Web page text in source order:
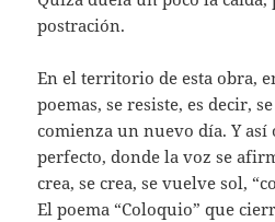
postración.
En el territorio de esta obra,
poemas, se resiste, es decir,
comienza un nuevo día. Y así
perfecto, donde la voz se
crea, se crea, se vuelve sol,
El poema “Coloquio” que